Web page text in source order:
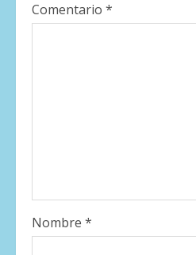
Comentario *
Nombre *